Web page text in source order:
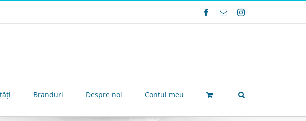
Facebook
E-
Instagram
Branduri Despre noi Contul meu